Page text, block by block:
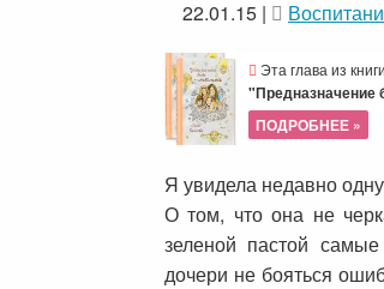
22.01.15 |
Эта глава из книги
"Предназначение
ПОДРОБНЕЕ »
Я увидела недавно
О том, что она не
зеленой пастой
дочери не бояться